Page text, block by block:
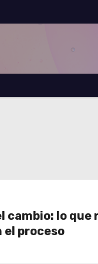
cambio: lo que
el proceso